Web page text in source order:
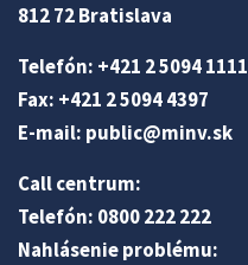
812 72 Bratislava
Telefón: +421 2 5094 1111
Fax: +421 2 5094 4397
E-mail: public@minv.sk
Call centrum:
Telefón: 0800 222 222
Nahlásenie problému: